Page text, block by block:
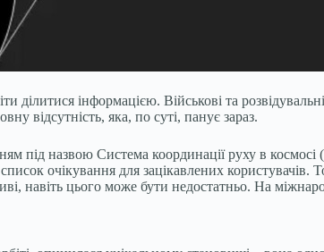
ділитися інформацією. Військові та
відсутність, яка, по суті, панує зараз.
назвою Система координації руху в космосі
очікування для зацікавлених
навіть цього може бути недостатньо. На